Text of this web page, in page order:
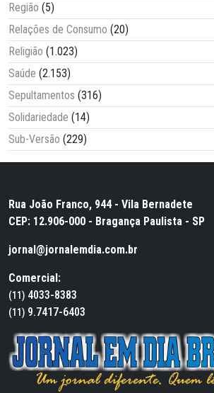
Região (5)
Relações de Consumo (20)
Religião (1.023)
Saúde (2.153)
Sepultamentos (316)
Solidariedade (14)
Sub-Versão (229)
Rua João Franco, 944 - Vila Bernadete
CEP: 12.906-000 - Bragança Paulista - SP
jornal@jornalemdia.com.br
Comercial:
(11) 4033-8383
(11) 9.7417-6403